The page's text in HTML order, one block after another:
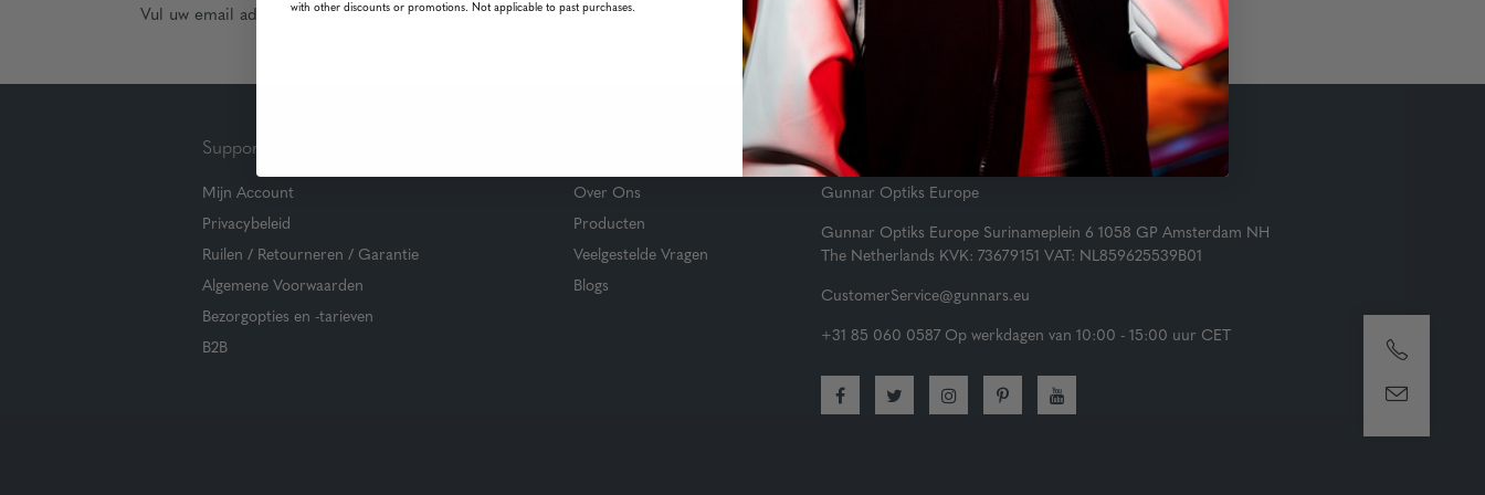
Vul uw email adres in en schrijf u in!
Support
Mijn Account
Privacybeleid
Ruilen / Retourneren / Garantie
Algemene Voorwaarden
Bezorgopties en -tarieven
B2B
Over Ons
Producten
Veelgestelde Vragen
Blogs
Klantenservice
Gunnar Optiks Europe
Gunnar Optiks Europe Surinameplein 6 1058 GP Amsterdam NH
The Netherlands KVK: 73679151 VAT: NL859625539B01
CustomerService@gunnars.eu
+31 85 060 0587 Op werkdagen van 10:00 - 15:00 uur CET
with other discounts or promotions. Not applicable to past purchases.